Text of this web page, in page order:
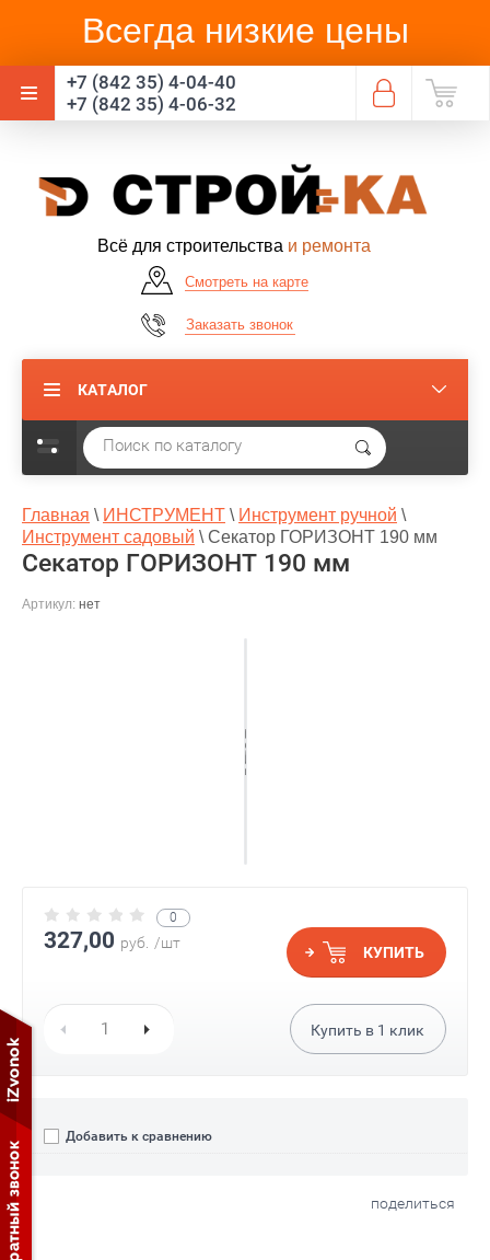
Всегда низкие цены
+7 (842 35) 4-04-40
+7 (842 35) 4-06-32
Всё для строительства и ремонта
Смотреть на карте
Заказать звонок
КАТАЛОГ
Главная \ ИНСТРУМЕНТ \ Инструмент ручной \
Инструмент садовый \ Секатор ГОРИЗОНТ 190 мм
Секатор ГОРИЗОНТ 190 мм
Артикул: нет
0
327,00 руб. /шт
КУПИТЬ
Купить в 1 клик
Добавить к сравнению
поделиться